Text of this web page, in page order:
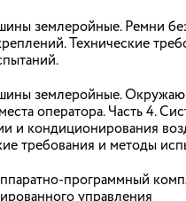
членства в двух
России и
маркетплейс
для девелоперов
землеройные. Ремни
Технические
землеройные.
оператора. Часть 4.
и кондиционирования
требования и методы
программный